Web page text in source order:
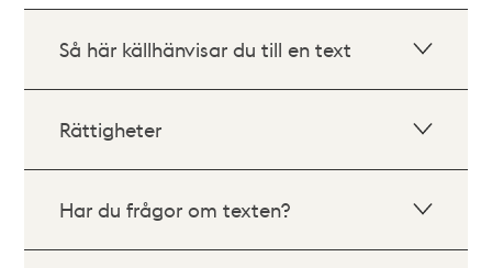
Så här källhänvisar du till en text
Rättigheter
Har du frågor om texten?